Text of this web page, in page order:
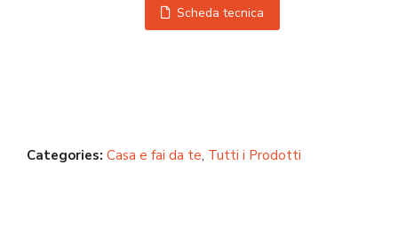
Scheda tecnica
Categories: Casa e fai da te, Tutti i Prodotti